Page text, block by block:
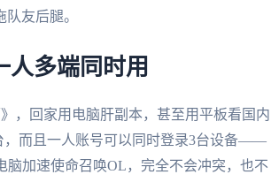
友后腿。
人多端同时用
，回家用电脑肝副本，甚至用平板看国内
，而且一人账号可以同时登录3台设备——
脑加速使命召唤OL，完全不会冲突，也不